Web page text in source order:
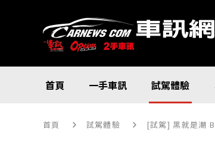
首頁 一手車訊 試駕體驗
首頁 試駕體驗 [試駕] 黑就是潮